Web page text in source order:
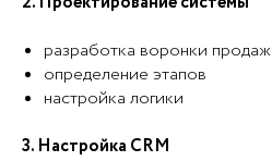
разработка воронки продаж
определение этапов
настройка логики
3. Настройка CRM